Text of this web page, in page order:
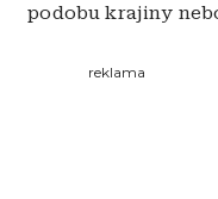
podobu krajiny
reklama